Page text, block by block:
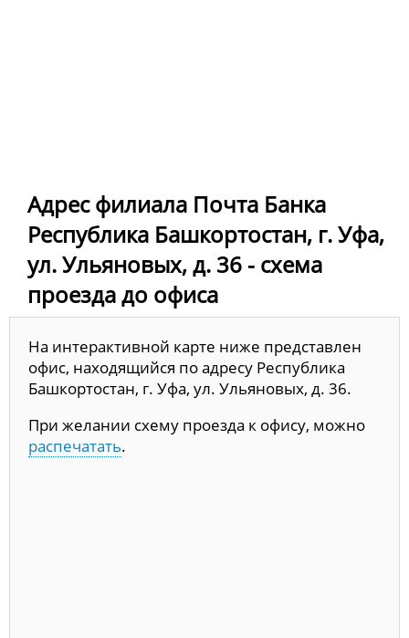
Адрес филиала Почта Банка
Республика Башкортостан, г. Уфа,
ул. Ульяновых, д. 36 - схема
проезда до офиса
На интерактивной карте ниже представлен
офис, находящийся по адресу Республика
Башкортостан, г. Уфа, ул. Ульяновых, д. 36.
При желании схему проезда к офису, можно
распечатать.